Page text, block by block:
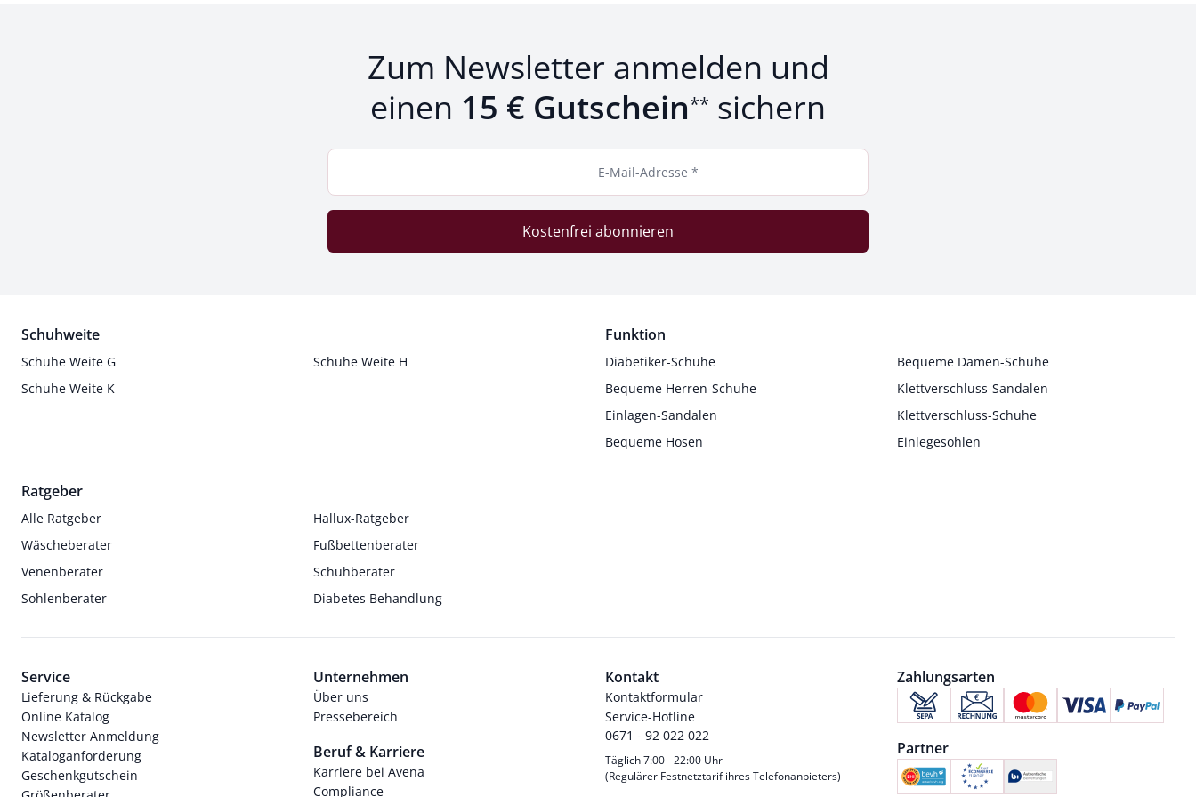
Zum Newsletter anmelden und
einen 15 € Gutschein** sichern
E-Mail-Adresse *
Kostenfrei abonnieren
Schuhweite
Schuhe Weite G
Schuhe Weite H
Schuhe Weite K
Funktion
Diabetiker-Schuhe
Bequeme Damen-Schuhe
Bequeme Herren-Schuhe
Klettverschluss-Sandalen
Einlagen-Sandalen
Klettverschluss-Schuhe
Bequeme Hosen
Einlegesohlen
Ratgeber
Alle Ratgeber
Hallux-Ratgeber
Wäscheberater
Fußbettenberater
Venenberater
Schuhberater
Sohlenberater
Diabetes Behandlung
Service
Lieferung & Rückgabe
Online Katalog
Newsletter Anmeldung
Kataloganforderung
Geschenkgutschein
Unternehmen
Über uns
Pressebereich
Beruf & Karriere
Karriere bei Avena
Compliance
Kontakt
Kontaktformular
Service-Hotline
0671 - 92 022 022
Täglich 7:00 - 22:00 Uhr
(Regulärer Festnetztarif ihres Telefonanbieters)
Zahlungsarten
Partner